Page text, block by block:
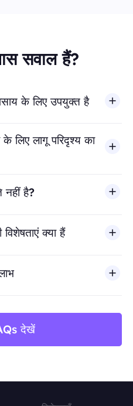
सवाल हैं?
के लिए उपयुक्त है
लिए लागू परिदृश्य का
नहीं है?
एंगेजमेंट, क्रेडेंशियल दुरुपयोग,
क्या हैं
देखें